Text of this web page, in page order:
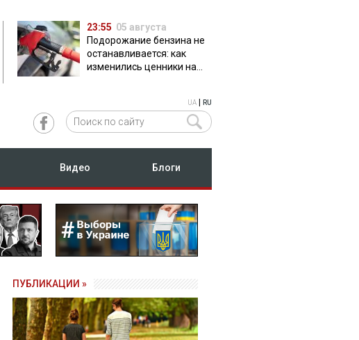
23:55 05 августа
Подорожание бензина не
останавливается: как
изменились ценники на
UA RU
Видео Блоги
ПУБЛИКАЦИИ »